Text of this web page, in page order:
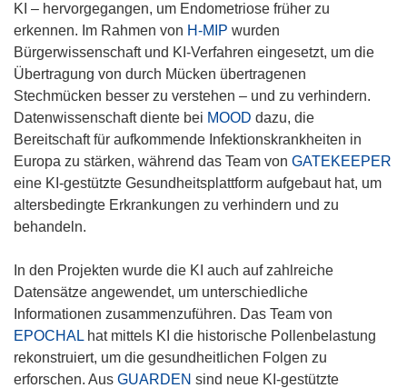
KI – hervorgegangen, um Endometriose früher zu
erkennen. Im Rahmen von H-MIP wurden
Bürgerwissenschaft und KI-Verfahren eingesetzt, um die
Übertragung von durch Mücken übertragenen
Stechmücken besser zu verstehen – und zu verhindern.
Datenwissenschaft diente bei MOOD dazu, die
Bereitschaft für aufkommende Infektionskrankheiten in
Europa zu stärken, während das Team von GATEKEEPER
eine KI-gestützte Gesundheitsplattform aufgebaut hat, um
altersbedingte Erkrankungen zu verhindern und zu
behandeln.
In den Projekten wurde die KI auch auf zahlreiche
Datensätze angewendet, um unterschiedliche
Informationen zusammenzuführen. Das Team von
EPOCHAL hat mittels KI die historische Pollenbelastung
rekonstruiert, um die gesundheitlichen Folgen zu
erforschen. Aus GUARDEN sind neue KI-gestützte